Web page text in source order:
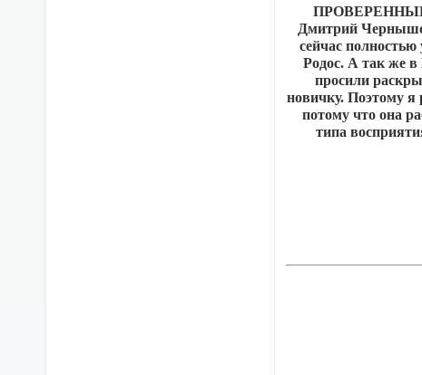
Дмитрий
сейчас
Родос. А так же в
просили
новичку. Поэтому я
потому что она
типа